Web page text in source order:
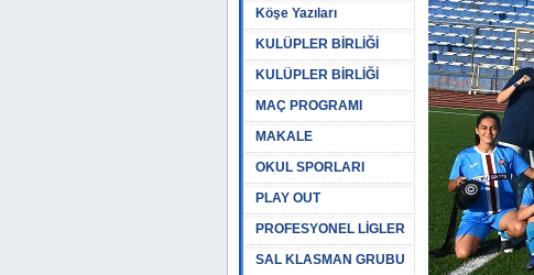
Köşe Yazıları
KULÜPLER BİRLİĞİ
KULÜPLER BİRLİĞİ
MAÇ PROGRAMI
MAKALE
OKUL SPORLARI
PLAY OUT
PROFESYONEL LİGLER
SAL KLASMAN GRUBU